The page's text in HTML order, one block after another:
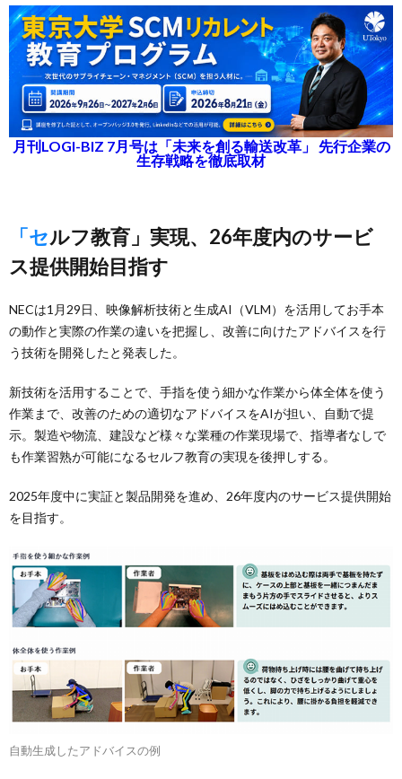
月刊LOGI-BIZ 7月号は「未来を創る輸送改革」 先行企業の
生存戦略を徹底取材
「セルフ教育」実現、26年度内のサービ
ス提供開始目指す
NECは1月29日、映像解析技術と生成AI（VLM）を活用してお手本
の動作と実際の作業の違いを把握し、改善に向けたアドバイスを行
う技術を開発したと発表した。
新技術を活用することで、手指を使う細かな作業から体全体を使う
作業まで、改善のための適切なアドバイスをAIが担い、自動で提
示。製造や物流、建設など様々な業種の作業現場で、指導者なしで
も作業習熟が可能になるセルフ教育の実現を後押しする。
2025年度中に実証と製品開発を進め、26年度内のサービス提供開始
を目指す。
自動生成したアドバイスの例